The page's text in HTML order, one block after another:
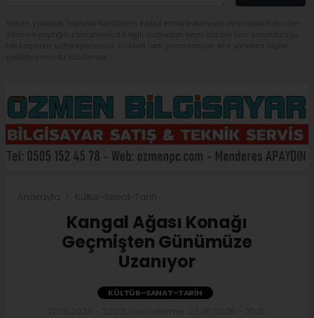
Kangal Ağası Konağı
Geçmişten Günümüze
Uzanıyor
KÜLTÜR-SANAT-TARIH